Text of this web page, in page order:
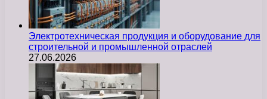
Электротехническая продукция и оборудование для
строительной и промышленной отраслей
27.06.2026